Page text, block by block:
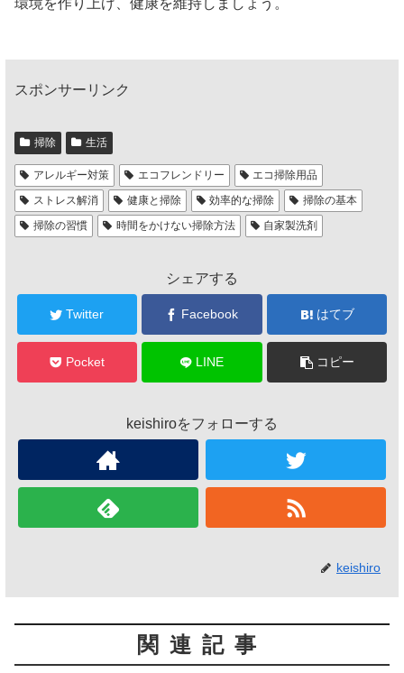
環境を作り上げ、健康を維持しましょう。
スポンサーリンク
掃除 生活
アレルギー対策 エコフレンドリー
エコ掃除用品
ストレス解消
健康と掃除 効率的な掃除
掃除の基本
掃除の習慣
時間をかけない掃除方法 自家製洗剤
シェアする
Twitter Facebook はてブ
Pocket LINE コピー
keishiroをフォローする
keishiro
関連記事